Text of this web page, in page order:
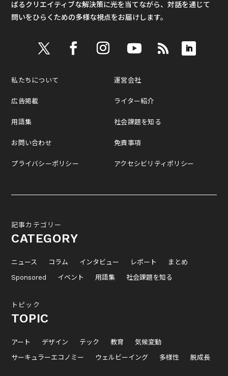
ばるクリエイティブな解決策に光を当てながら、対話を通じて
問いをひらくための多様な視点をお届けします。
私たちについて
広告掲載
用語集
お問い合わせ
プライバシーポリシー
運営会社
ライター紹介
社会課題を知る
免責事項
アクセシビリティポリシー
記事カテゴリー
CATEGORY
ニュース コラム インタビュー レポート
まとめ
Sponsored
イベント 用語集 社会課題を知る
トピック
TOPIC
アート デザイン テック 教育
気候変動
サーキュラーエコノミー
ウェルビーイング 多様性 脱成長